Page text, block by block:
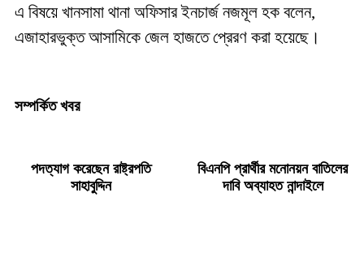
এ বিষয়ে খানসামা থানা অফিসার ইনচার্জ নজমূল হক বলেন,
এজাহারভুক্ত আসামিকে জেল হাজতে প্রেরণ করা হয়েছে।
সম্পর্কিত খবর
পদত্যাগ করেছেন রাষ্ট্রপতি
সাহাবুদ্দিন
বিএনপি প্রার্থীর মনোনয়ন বাতিলের
দাবি অব্যাহত নান্দাইলে